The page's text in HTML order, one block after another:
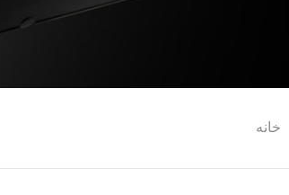
خانه